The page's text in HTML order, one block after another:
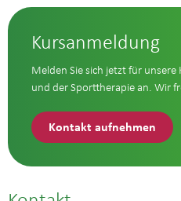
Kursanmeldung
Melden Sie sich jetzt für
und der Sporttherapie an. Wir
Kontakt aufnehmen